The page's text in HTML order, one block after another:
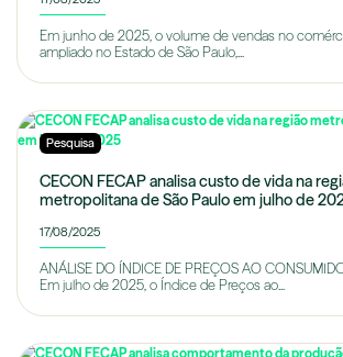
Em junho de 2025, o volume de vendas no
ampliado no Estado de São Paulo,...
Pesquisa
CECON FECAP analisa custo de vida na
metropolitana de São Paulo em julho de
17/08/2025
ANÁLISE DO ÍNDICE DE PREÇOS AO
Em julho de 2025, o Índice de Preços ao...